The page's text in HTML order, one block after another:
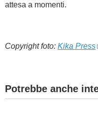
attesa a momenti.
Copyright foto: Kika Press
Potrebbe anche